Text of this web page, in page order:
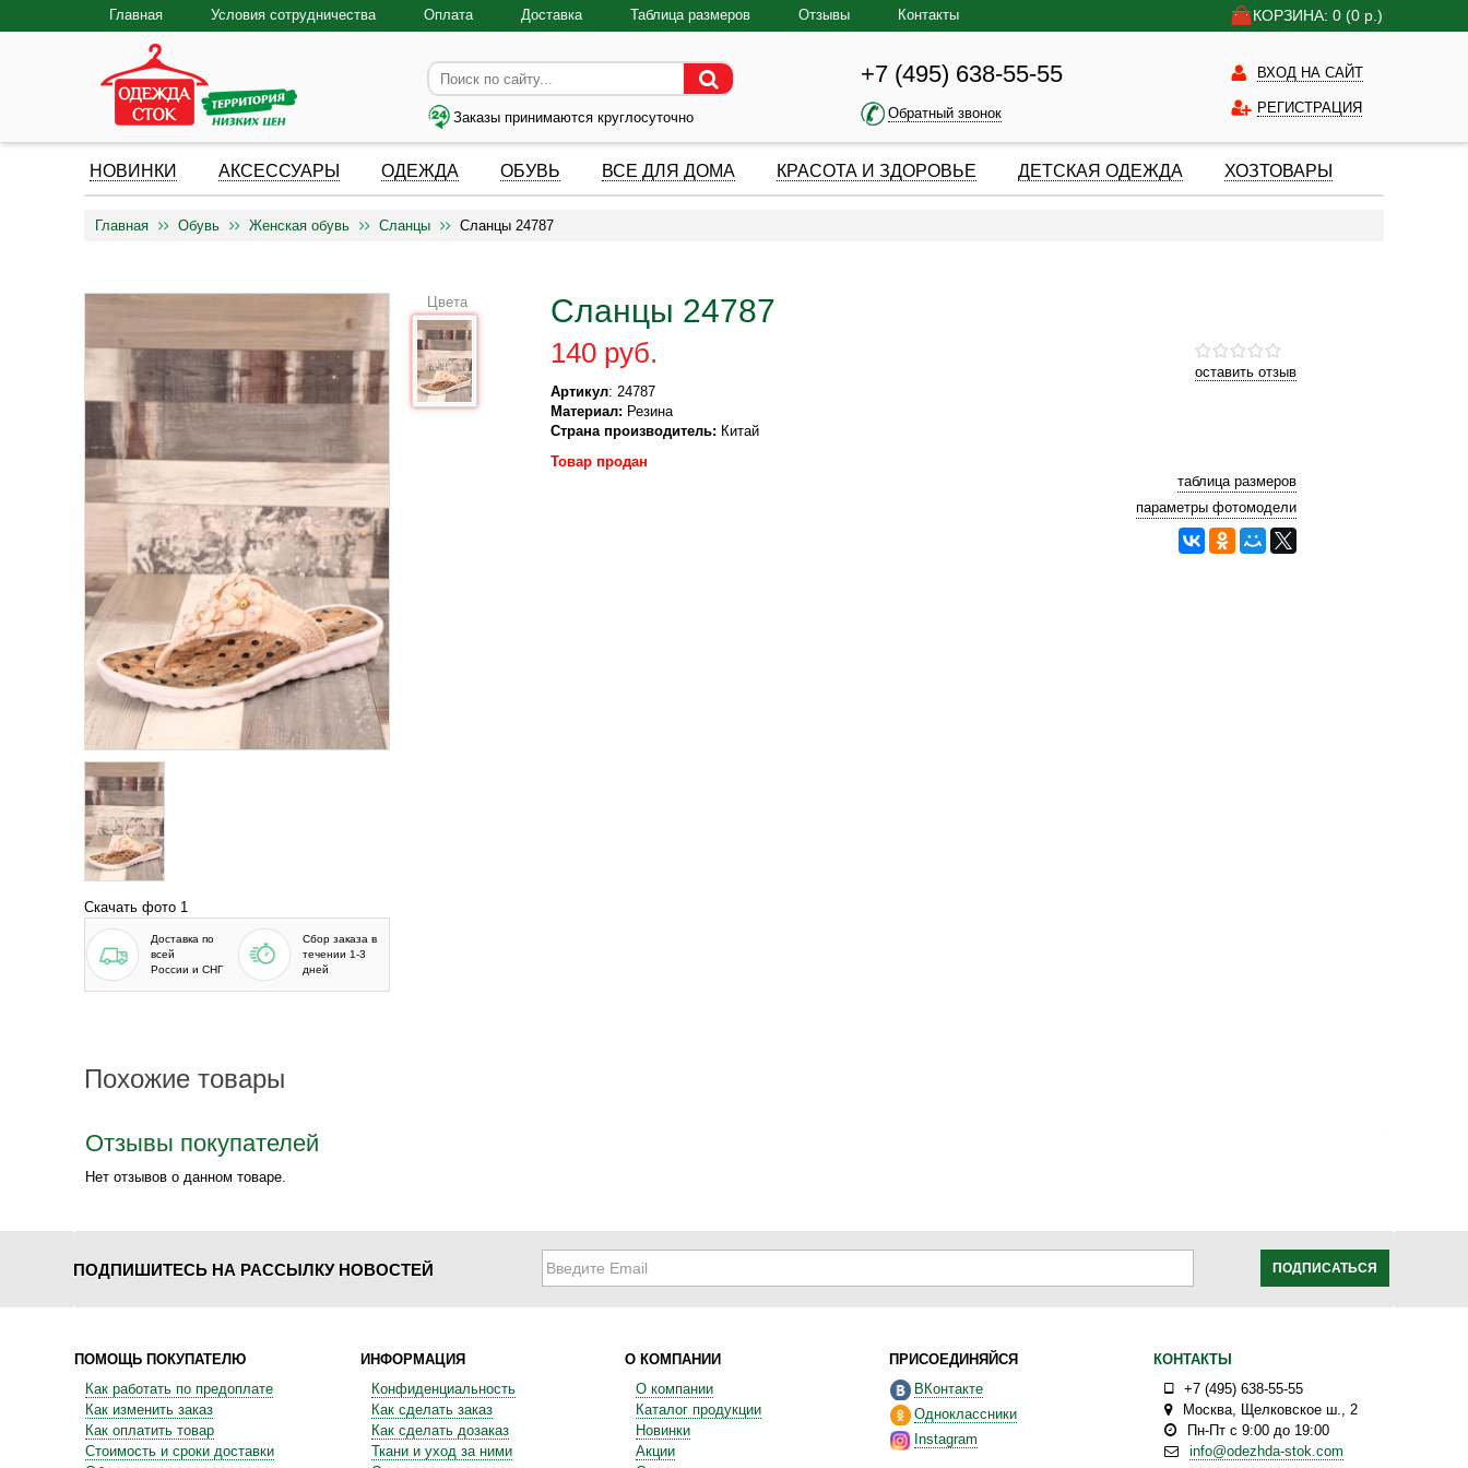
КОРЗИНА: 0 (0 р.)
Главная Условия сотрудничества Оплата Доставка Таблица размеров Отзывы Контакты
Заказы принимаются круглосуточно
+7 (495) 638-55-55
Обратный звонок
ВХОД НА САЙТ
РЕГИСТРАЦИЯ
НОВИНКИ АКСЕССУАРЫ ОДЕЖДА ОБУВЬ ВСЕ ДЛЯ ДОМА КРАСОТА И ЗДОРОВЬЕ ДЕТСКАЯ ОДЕЖДА ХОЗТОВАРЫ
Главная Обувь Женская обувь Сланцы Сланцы 24787
Скачать фото 1
Доставка по
всей
России и СНГ
Сбор заказа в
течении 1-3
дней
Сланцы 24787
оставить отзыв
140 руб.
Артикул: 24787
Материал: Резина
Страна производитель: Китай
Цвета
Товар продан
таблица размеров
параметры фотомодели
Похожие товары
Отзывы покупателей
Нет отзывов о данном товаре.
ПОДПИШИТЕСЬ НА РАССЫЛКУ НОВОСТЕЙ ПОДПИСАТЬСЯ
ПОМОЩЬ ПОКУПАТЕЛЮ
Как работать по предоплате
Как изменить заказ
Как оплатить товар
Стоимость и сроки доставки
ИНФОРМАЦИЯ
Конфиденциальность
Как сделать заказ
Как сделать дозаказ
Ткани и уход за ними
О КОМПАНИИ
О компании
Каталог продукции
Новинки
Акции
ПРИСОЕДИНЯЙСЯ
ВКонтакте
Одноклассники
Instagram
КОНТАКТЫ
+7 (495) 638-55-55
Москва, Щелковское ш., 2
Пн-Пт с 9:00 до 19:00
info@odezhda-stok.com